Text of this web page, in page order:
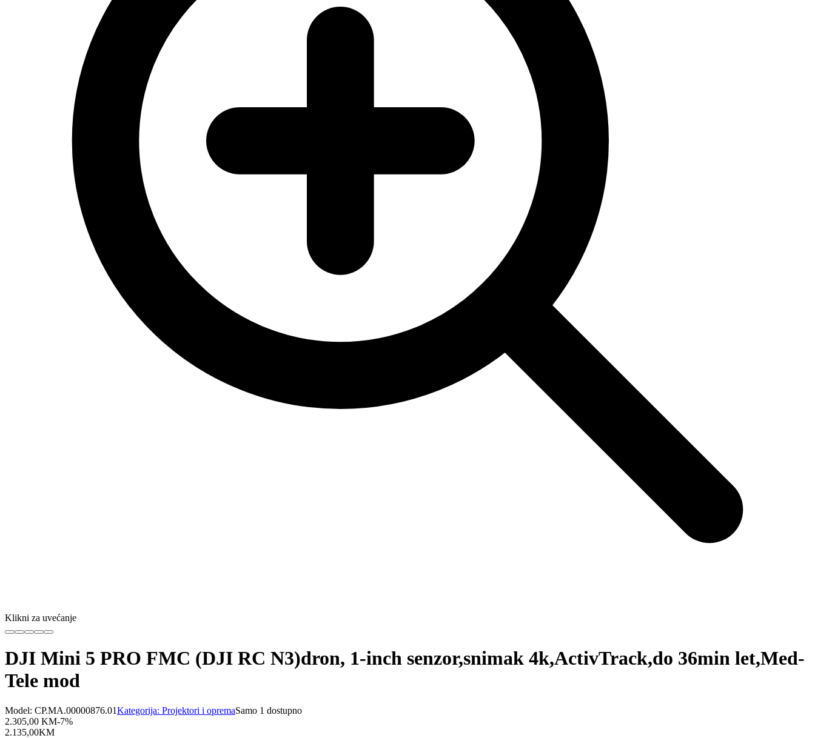
Klikni za uvećanje
DJI Mini 5 PRO FMC (DJI RC N3)dron, 1-inch senzor,snimak 4k,ActivTrack,do 36min let,Med-
Tele mod
Model: CP.MA.00000876.01Kategorija: Projektori i opremaSamo 1 dostupno
2.305,00 KM-7%
2.135,00KM